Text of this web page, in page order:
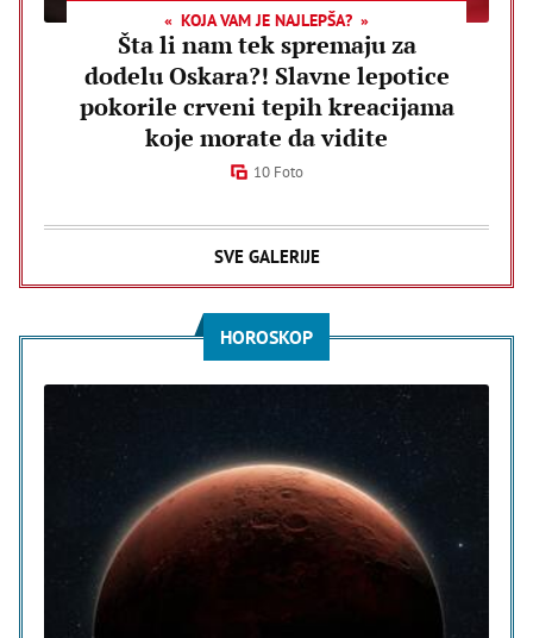
KOJA VAM JE NAJLEPŠA?
Šta li nam tek spremaju za
dodelu Oskara?! Slavne lepotice
pokorile crveni tepih kreacijama
koje morate da vidite
10 Foto
SVE GALERIJE
HOROSKOP